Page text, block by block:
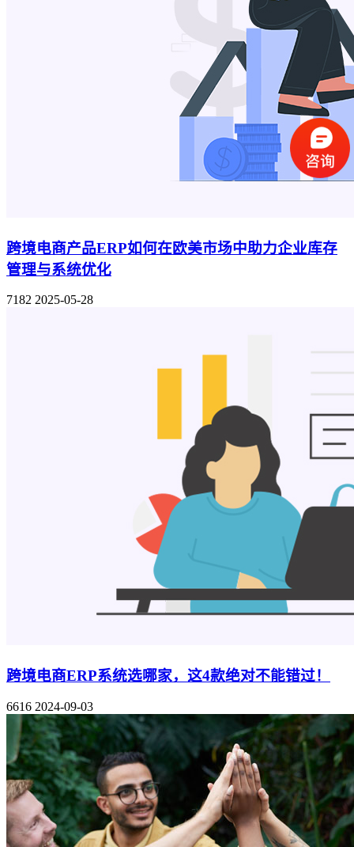
跨境电商产品ERP如何在欧美市场中助力企业库存
管理与系统优化
7182 2025-05-28
跨境电商ERP系统选哪家，这4款绝对不能错过！
6616 2024-09-03